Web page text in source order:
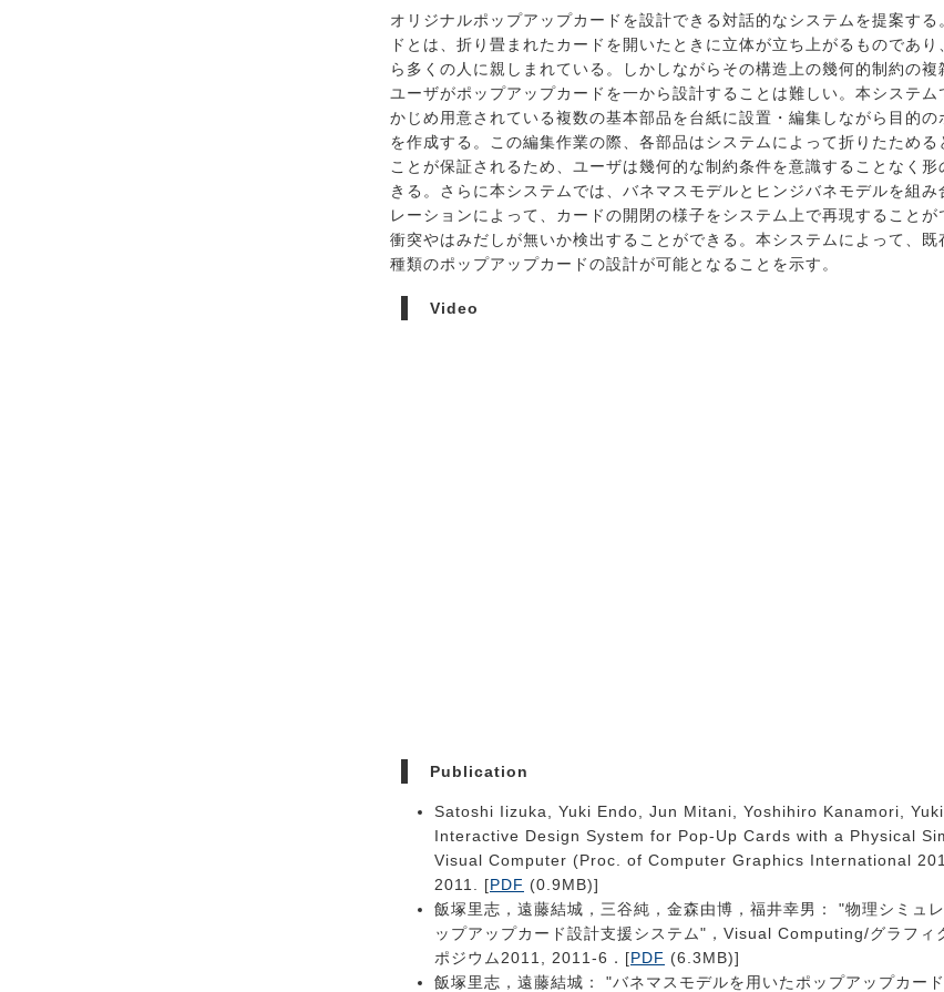
オリジナルポップアップカードを設計できる対話的なシステムを提案する
ドとは、折り畳まれたカードを開いたときに立体が立ち上がるものであ
ら多くの人に親しまれている。しかしながらその構造上の幾何的制約の
ユーザがポップアップカードを一から設計することは難しい。本システム
かじめ用意されている複数の基本部品を台紙に設置・編集しながら目的の
を作成する。この編集作業の際、各部品はシステムによって折りたためる
ことが保証されるため、ユーザは幾何的な制約条件を意識することなく
きる。さらに本システムでは、バネマスモデルとヒンジバネモデルを組み
レーションによって、カードの開閉の様子をシステム上で再現すること
衝突やはみだしが無いか検出することができる。本システムによって、既
種類のポップアップカードの設計が可能となることを示す。
Video
Publication
Satoshi Iizuka, Yuki Endo, Jun Mitani, Yoshihiro Kanamori,
Interactive Design System for Pop-Up Cards with a Physical
Visual Computer (Proc. of Computer Graphics International
2011. [PDF (0.9MB)]
飯塚里志，遠藤結城，三谷純，金森由博，福井幸男： "物理シミュ
ップアップカード設計支援システム"，Visual Computing/グラフィ
ポジウム2011, 2011-6．[PDF (6.3MB)]
飯塚里志，遠藤結城： "バネマスモデルを用いたポップアップカー